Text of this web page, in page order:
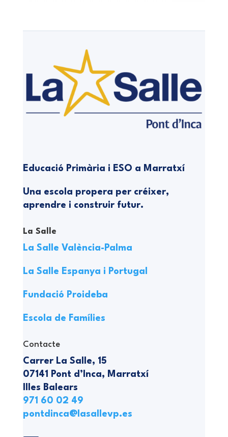
Educació Primària i ESO a Marratxí
Una escola propera per créixer,
aprendre i construir futur.
La Salle
La Salle València-Palma
La Salle Espanya i Portugal
Fundació Proideba
Escola de Famílies
Contacte
Carrer La Salle, 15
07141 Pont d’Inca, Marratxí
Illes Balears
971 60 02 49
pontdinca@lasallevp.es